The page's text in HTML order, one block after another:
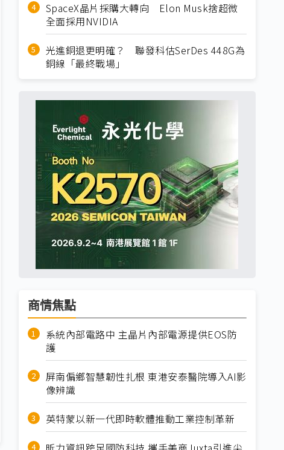
SpaceX晶片採購大轉向 Elon Musk捨超微
全面採用NVIDIA
光進銅退更明確？ 聯發科估SerDes 448G為
銅線「最終戰場」
商情焦點
系統內部電路中 主晶片內部電源提供EOS防
護
屏南偏鄉智慧韌性扎根 東港安泰醫院導入AI影
像辨識
英特蒙以新一代即時軟體推動工業控制革新